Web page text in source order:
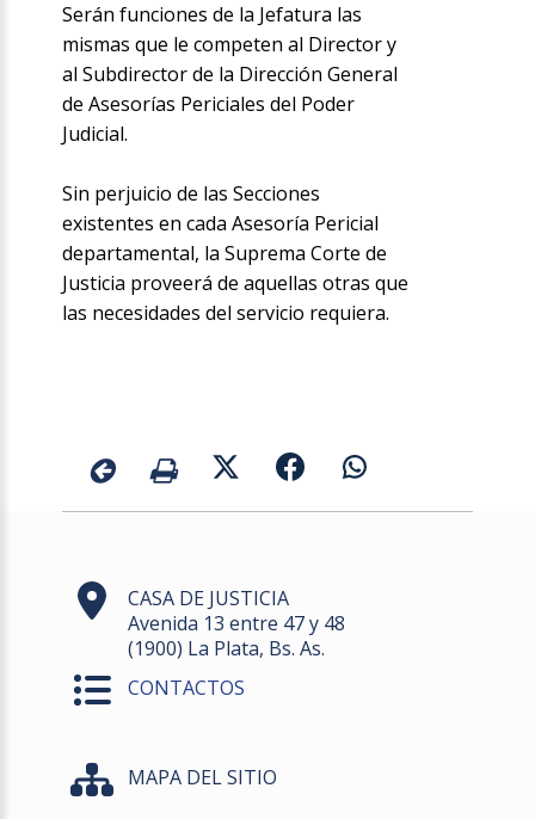
Serán funciones de la Jefatura las
mismas que le competen al Director y
al Subdirector de la Dirección General
de Asesorías Periciales del Poder
Judicial.
Sin perjuicio de las Secciones
existentes en cada Asesoría Pericial
departamental, la Suprema Corte de
Justicia proveerá de aquellas otras que
las necesidades del servicio requiera.
CASA DE JUSTICIA
Avenida 13 entre 47 y 48
(1900) La Plata, Bs. As.
CONTACTOS
MAPA DEL SITIO